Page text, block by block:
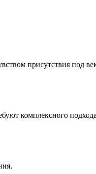
присутствия под
комплексного